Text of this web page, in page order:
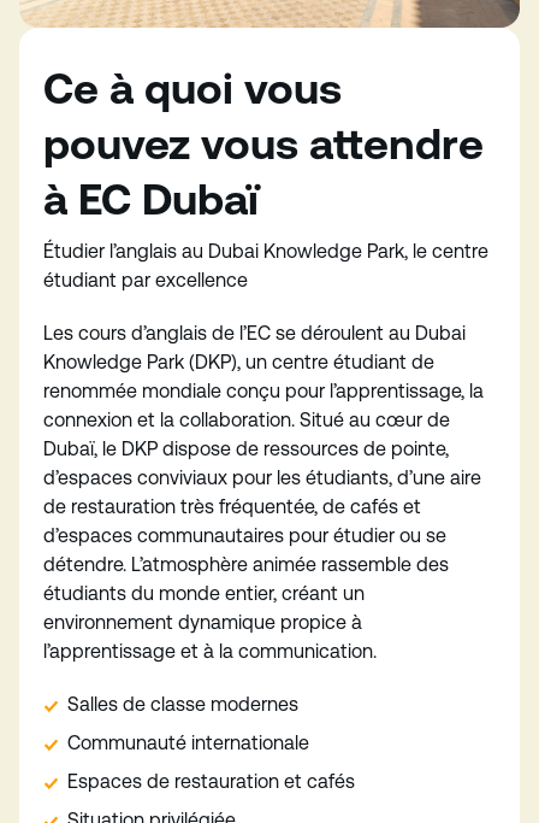
Ce à quoi vous
pouvez vous attendre
à EC Dubaï
Étudier l’anglais au Dubai Knowledge Park, le centre
étudiant par excellence
Les cours d’anglais de l’EC se déroulent au Dubai
Knowledge Park (DKP), un centre étudiant de
renommée mondiale conçu pour l’apprentissage, la
connexion et la collaboration. Situé au cœur de
Dubaï, le DKP dispose de ressources de pointe,
d’espaces conviviaux pour les étudiants, d’une aire
de restauration très fréquentée, de cafés et
d’espaces communautaires pour étudier ou se
détendre. L’atmosphère animée rassemble des
étudiants du monde entier, créant un
environnement dynamique propice à
l’apprentissage et à la communication.
Salles de classe modernes
Communauté internationale
Espaces de restauration et cafés